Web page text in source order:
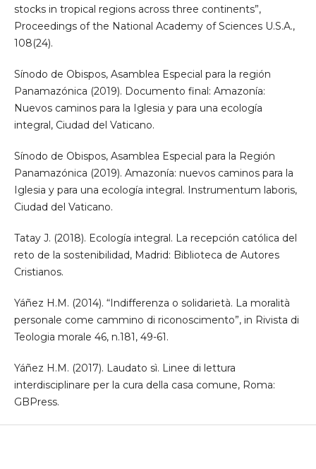
stocks in tropical regions across three continents”,
Proceedings of the National Academy of Sciences U.S.A.,
108(24).
Sínodo de Obispos, Asamblea Especial para la región
Panamazónica (2019). Documento final: Amazonía:
Nuevos caminos para la Iglesia y para una ecología
integral, Ciudad del Vaticano.
Sínodo de Obispos, Asamblea Especial para la Región
Panamazónica (2019). Amazonía: nuevos caminos para la
Iglesia y para una ecología integral. Instrumentum laboris,
Ciudad del Vaticano.
Tatay J. (2018). Ecología integral. La recepción católica del
reto de la sostenibilidad, Madrid: Biblioteca de Autores
Cristianos.
Yáñez H.M. (2014). “Indifferenza o solidarietà. La moralità
personale come cammino di riconoscimento”, in Rivista di
Teologia morale 46, n.181, 49-61.
Yáñez H.M. (2017). Laudato sì. Linee di lettura
interdisciplinare per la cura della casa comune, Roma:
GBPress.